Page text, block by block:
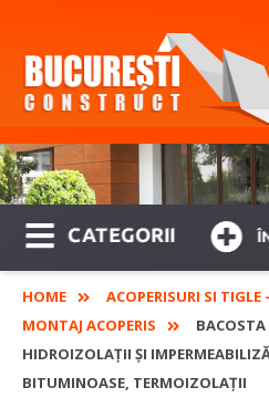
CATEGORII
HOME
ACOPERISURI SI TIGLE
MONTAJ ACOPERIS
HIDROIZOLAȚII ȘI
BITUMINOASE, TERMOIZOLAȚII